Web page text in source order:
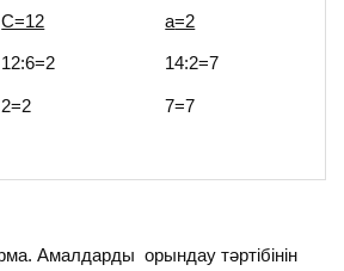
С=12
12:6=2
2=2
а=2
14:2=7
7=7
Амалдарды орындау тәртібінін